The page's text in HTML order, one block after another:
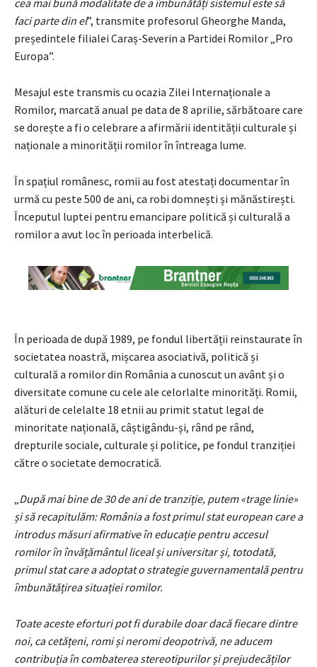
faci parte din el”, transmite profesorul Gheorghe Manda,
președintele filialei Caraș-Severin a Partidei Romilor „Pro
Europa”.
Mesajul este transmis cu ocazia Zilei Internaționale a
Romilor, marcată anual pe data de 8 aprilie, sărbătoare care
se dorește a fi o celebrare a afirmării identității culturale și
naționale a minorității romilor în întreaga lume.
În spațiul românesc, romii au fost atestați documentar în
urmă cu peste 500 de ani, ca robi domnești și mănăstirești.
Începutul luptei pentru emancipare politică și culturală a
romilor a avut loc în perioada interbelică.
În perioada de după 1989, pe fondul libertății reinstaurate în
societatea noastră, mișcarea asociativă, politică și
culturală a romilor din România a cunoscut un avânt și o
diversitate comune cu cele ale celorlalte minorități. Romii,
alături de celelalte 18 etnii au primit statut legal de
minoritate națională, câștigându-și, rând pe rând,
drepturile sociale, culturale și politice, pe fondul tranziției
către o societate democratică.
După mai bine de 30 de ani de tranziție, putem «trage linie»
și să recapitulăm: România a fost primul stat european care a
introdus măsuri afirmative în educație pentru accesul
romilor în învățământul liceal și universitar și, totodată,
primul stat care a adoptat o strategie guvernamentală pentru
îmbunătățirea situației romilor.
Toate aceste eforturi pot fi durabile doar dacă fiecare dintre
noi, ca cetățeni, romi și neromi deopotrivă, ne aducem
contribuția în combaterea stereotipurilor și prejudecăților